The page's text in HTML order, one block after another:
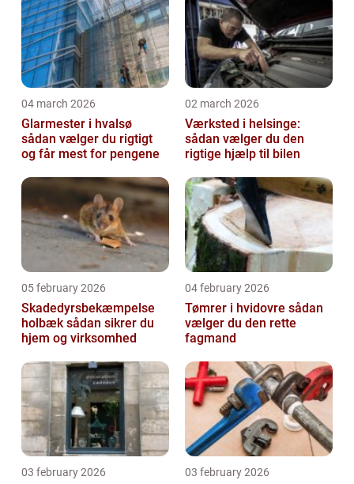
04 march 2026
Glarmester i hvalsø
sådan vælger du rigtigt
og får mest for pengene
02 march 2026
Værksted i helsinge:
sådan vælger du den
rigtige hjælp til bilen
05 february 2026
Skadedyrsbekæmpelse
holbæk sådan sikrer du
hjem og virksomhed
04 february 2026
Tømrer i hvidovre sådan
vælger du den rette
fagmand
03 february 2026 03 february 2026